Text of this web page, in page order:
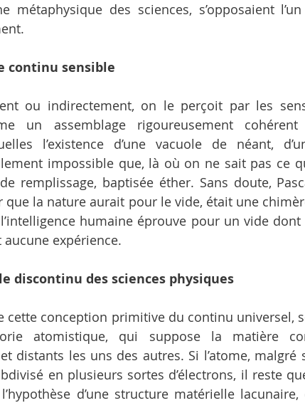
métaphysique des sciences, s’opposaient
continu sensible
ou indirectement, on le perçoit par les
un assemblage rigoureusement
l’existence d’une vacuole de néant,
impossible que, là où on ne sait pas ce
remplissage, baptisée éther. Sans doute,
la nature aurait pour le vide, était une
humaine éprouve pour un vide
expérience.
discontinu des sciences physiques
cette conception primitive du continu universel,
atomistique, qui suppose la matière
distants les uns des autres. Si l’atome, malgré
en plusieurs sortes d’électrons, il reste
d’une structure matérielle lacunaire,